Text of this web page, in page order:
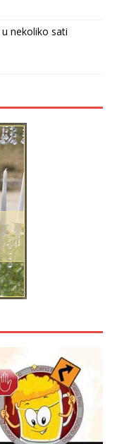
nekoliko sati